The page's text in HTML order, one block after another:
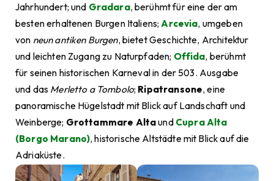
Jahrhundert; und Gradara, berühmt für eine der am
besten erhaltenen Burgen Italiens; Arcevia, umgeben
von neun antiken Burgen, bietet Geschichte, Architektur
und leichten Zugang zu Naturpfaden; Offida, berühmt
für seinen historischen Karneval in der 503. Ausgabe
und das Merletto a Tombolo; Ripatransone, eine
panoramische Hügelstadt mit Blick auf Landschaft und
Weinberge; Grottammare Altaund Cupra Alta
(Borgo Marano), historische Altstädte mit Blick auf die
Adriaküste.